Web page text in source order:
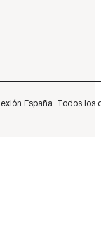
España. Todos los